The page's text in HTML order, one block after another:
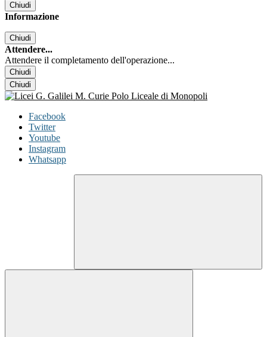
Chiudi
Informazione
Chiudi
Attendere...
Attendere il completamento dell'operazione...
Chiudi
Chiudi
Facebook
Twitter
Youtube
Instagram
Whatsapp